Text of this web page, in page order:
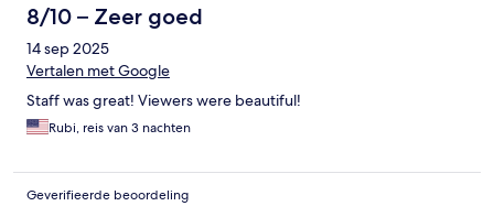
8/10 – Zeer goed
14 sep 2025
Vertalen met Google
Staff was great! Viewers were beautiful!
Rubi, reis van 3 nachten
Geverifieerde beoordeling